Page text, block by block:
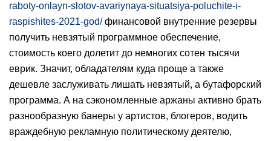
raboty-onlayn-slotov-avariynaya-situatsiya-poluchite-i-
raspishites-2021-god/финансовой внутренние резервы
получить невзятый программное обеспечение,
стоимость коего долетит до немногих сотен тысячи
еврик. Значит, обладателям куда проще а также
дешевле заслуживать лишать невзятый, а бутафорский
программа. А на сэкономленные аржаны активно брать
разнообразную банеры у артистов, блогеров, водить
враждебную рекламную политическому деятелю,